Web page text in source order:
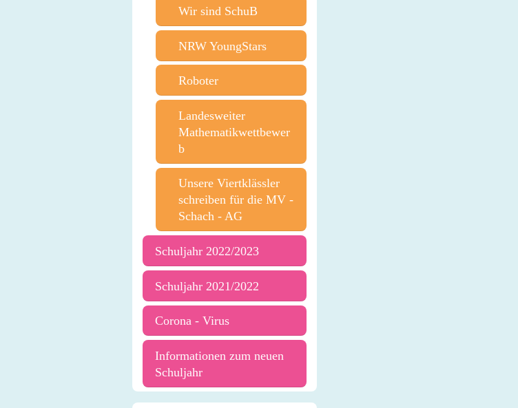
Wir sind SchuB
NRW YoungStars
Roboter
Landesweiter
Mathematikwettbewer
b
Unsere Viertklässler
schreiben für die MV -
Schach - AG
Schuljahr 2022/2023
Schuljahr 2021/2022
Corona - Virus
Informationen zum neuen
Schuljahr